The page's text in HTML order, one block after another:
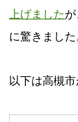
上げました
に驚きました
以下は高槻